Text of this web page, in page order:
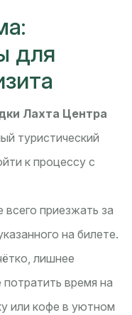
для
Лахта Центра
туристический
к процессу с
приезжать за
на билете.
лишнее
время на
или кофе в уютном